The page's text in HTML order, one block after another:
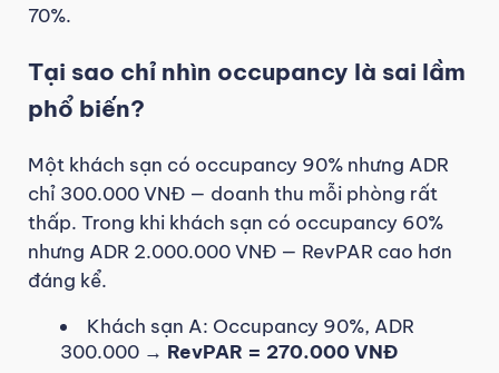
70%.
Tại sao chỉ nhìn occupancy là sai lầm
phổ biến?
Một khách sạn có occupancy 90% nhưng ADR
chỉ 300.000 VNĐ — doanh thu mỗi phòng rất
thấp. Trong khi khách sạn có occupancy 60%
nhưng ADR 2.000.000 VNĐ — RevPAR cao hơn
đáng kể.
Khách sạn A: Occupancy 90%, ADR
300.000 → RevPAR = 270.000 VNĐ